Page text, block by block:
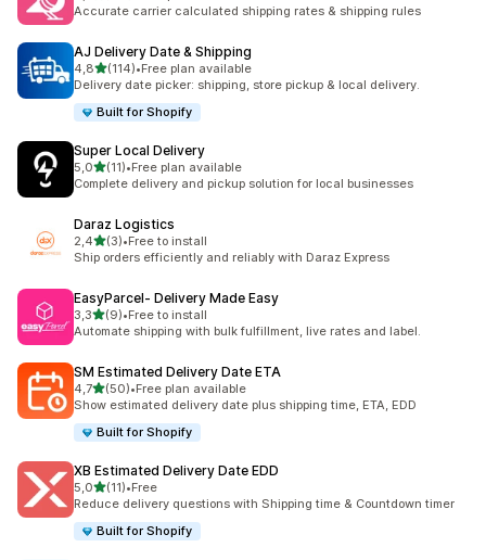
Accurate carrier calculated shipping rates & shipping rules
AJ Delivery Date & Shipping
4,8z 5 hvězd
(114)
Celkový počet recenzí: 114
•Free plan available
Delivery date picker: shipping, store pickup & local delivery.
Built for Shopify
Super Local Delivery
5,0z 5 hvězd
(11)
Celkový počet recenzí: 11
•Free plan available
Complete delivery and pickup solution for local businesses
Daraz Logistics
2,4z 5 hvězd
(3)
Celkový počet recenzí: 3
•Free to install
Ship orders efficiently and reliably with Daraz Express
EasyParcel‑ Delivery Made Easy
3,3z 5 hvězd
(9)
Celkový počet recenzí: 9
•Free to install
Automate shipping with bulk fulfillment, live rates and label.
SM Estimated Delivery Date ETA
4,7z 5 hvězd
(50)
Celkový počet recenzí: 50
•Free plan available
Show estimated delivery date plus shipping time, ETA, EDD
Built for Shopify
XB Estimated Delivery Date EDD
5,0z 5 hvězd
(11)
Celkový počet recenzí: 11
•Free
Reduce delivery questions with Shipping time & Countdown timer
Built for Shopify